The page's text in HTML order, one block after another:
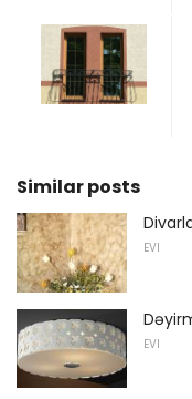
Similar posts
EVI
EVI